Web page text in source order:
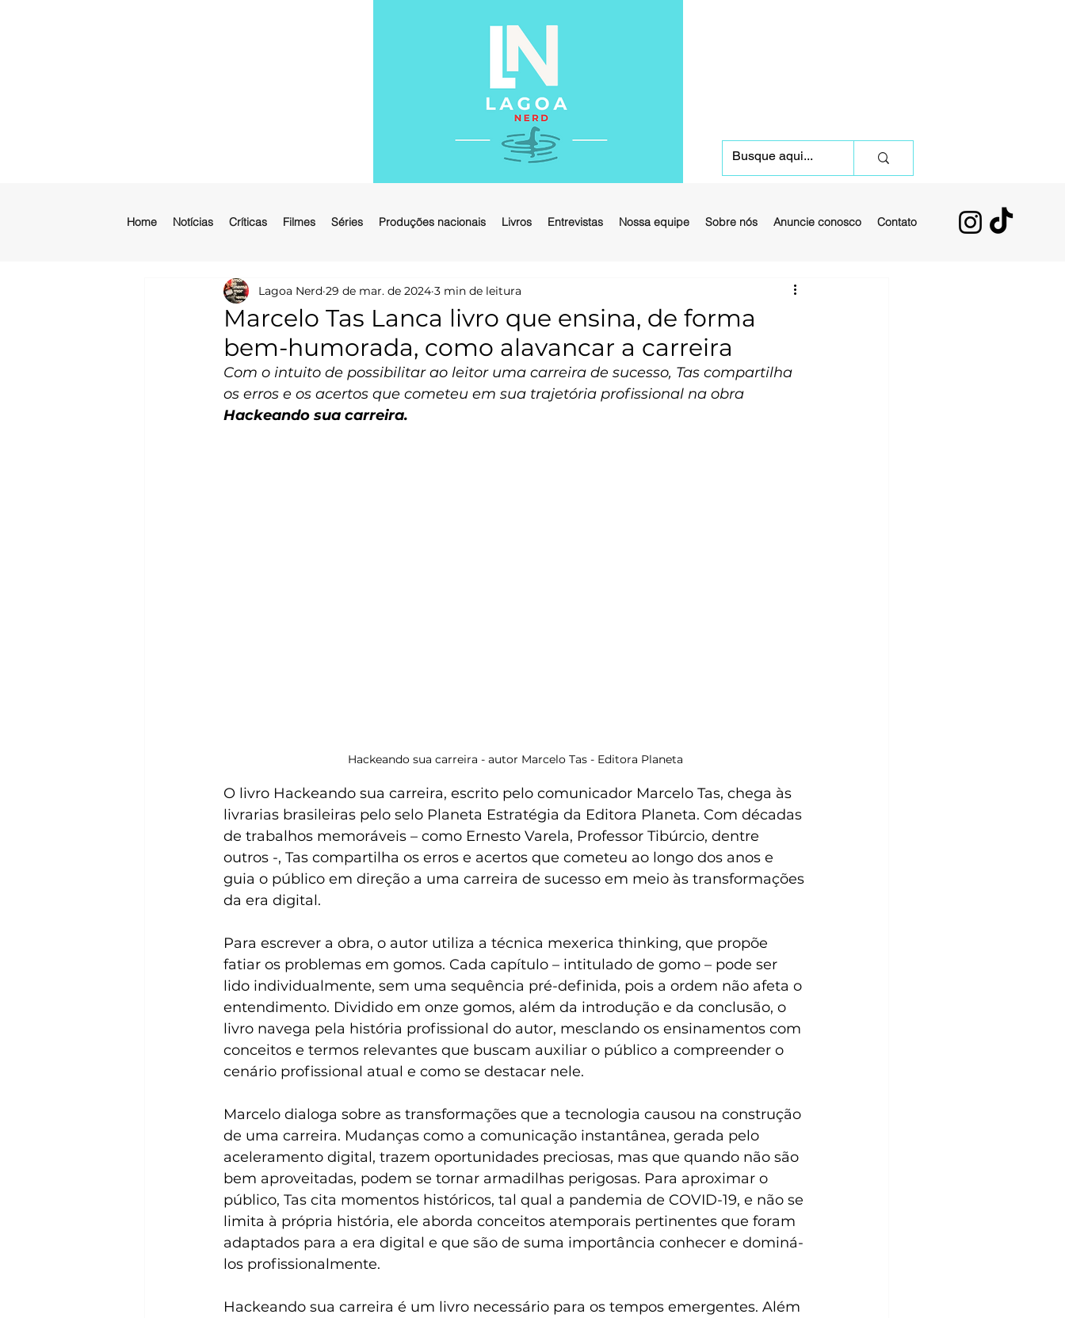
Home Notícias Críticas Filmes Séries Produções nacionais Livros Entrevistas Nossa equipe Sobre nós Anuncie conosco Contato
Marcelo Tas Lanca livro que ensina, de forma
bem-humorada, como alavancar a carreira
Lagoa Nerd 29 de mar. de 2024 3 min de leitura
Com o intuito de possibilitar ao leitor uma carreira de sucesso, Tas compartilha
os erros e os acertos que cometeu em sua trajetória profissional na obra
Hackeando sua carreira.
Hackeando sua carreira - autor Marcelo Tas - Editora Planeta
O livro Hackeando sua carreira, escrito pelo comunicador Marcelo Tas, chega às
livrarias brasileiras pelo selo Planeta Estratégia da Editora Planeta. Com décadas
de trabalhos memoráveis – como Ernesto Varela, Professor Tibúrcio, dentre
outros -, Tas compartilha os erros e acertos que cometeu ao longo dos anos e
guia o público em direção a uma carreira de sucesso em meio às transformações
da era digital.
Para escrever a obra, o autor utiliza a técnica mexerica thinking, que propõe
fatiar os problemas em gomos. Cada capítulo – intitulado de gomo – pode ser
lido individualmente, sem uma sequência pré-definida, pois a ordem não afeta o
entendimento. Dividido em onze gomos, além da introdução e da conclusão, o
livro navega pela história profissional do autor, mesclando os ensinamentos com
conceitos e termos relevantes que buscam auxiliar o público a compreender o
cenário profissional atual e como se destacar nele.
Marcelo dialoga sobre as transformações que a tecnologia causou na construção
de uma carreira. Mudanças como a comunicação instantânea, gerada pelo
aceleramento digital, trazem oportunidades preciosas, mas que quando não são
bem aproveitadas, podem se tornar armadilhas perigosas. Para aproximar o
público, Tas cita momentos históricos, tal qual a pandemia de COVID-19, e não se
limita à própria história, ele aborda conceitos atemporais pertinentes que foram
adaptados para a era digital e que são de suma importância conhecer e dominá-
los profissionalmente.
Hackeando sua carreira é um livro necessário para os tempos emergentes. Além